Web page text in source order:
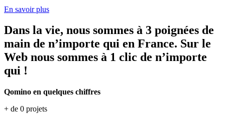
En savoir plus
Dans la vie, nous sommes à 3 poignées de
main de n’importe qui en France. Sur le
Web nous sommes à 1 clic de n’importe
qui !
Qomino en quelques chiffres
+ de 0 projets